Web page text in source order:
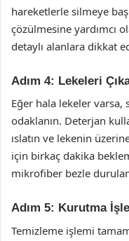
hareketlerle silmeye
çözülmesine yardımcı
detaylı alanlara dikkat
Adım 4: Lekeleri
Eğer hala lekeler
odaklanın. Deterjan
ıslatın ve lekenin
için birkaç dakika
mikrofiber bezle
Adım 5: Kurutma
Temizleme işlemi